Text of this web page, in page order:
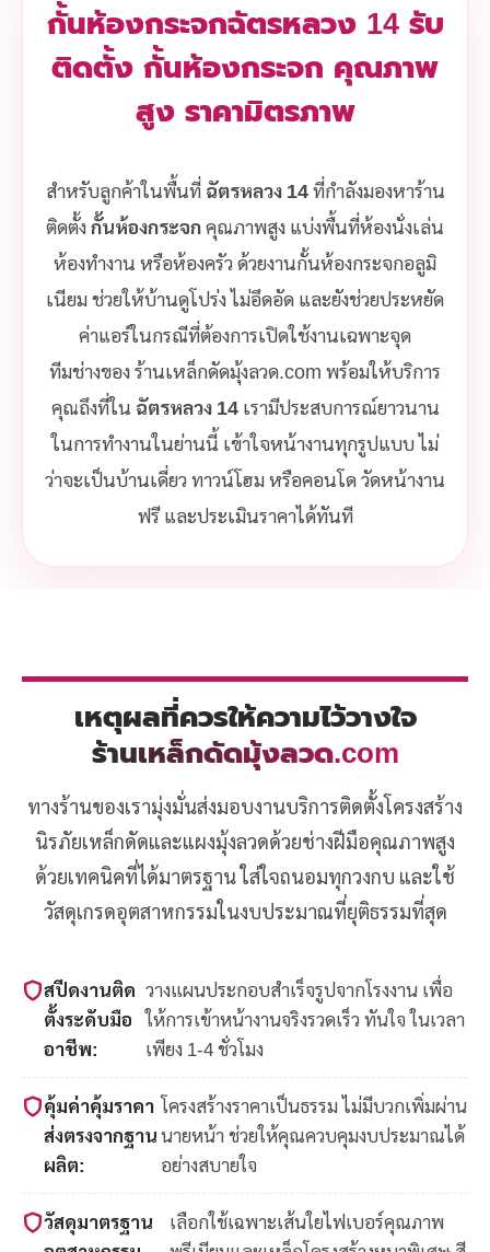
กั้นห้องกระจกฉัตรหลวง 14 รับ
ติดตั้ง กั้นห้องกระจก คุณภาพ
สูง ราคามิตรภาพ
สำหรับลูกค้าในพื้นที่ ฉัตรหลวง 14ที่กำลังมองหาร้าน
ติดตั้งกั้นห้องกระจกคุณภาพสูง แบ่งพื้นที่ห้องนั่งเล่น
ห้องทำงาน หรือห้องครัว ด้วยงานกั้นห้องกระจกอลูมิ
เนียม ช่วยให้บ้านดูโปร่ง ไม่อึดอัด และยังช่วยประหยัด
ค่าแอร์ในกรณีที่ต้องการเปิดใช้งานเฉพาะจุด
ทีมช่างของ ร้านเหล็กดัดมุ้งลวด.com พร้อมให้บริการ
คุณถึงที่ใน ฉัตรหลวง 14เรามีประสบการณ์ยาวนาน
ในการทำงานในย่านนี้ เข้าใจหน้างานทุกรูปแบบ ไม่
ว่าจะเป็นบ้านเดี่ยว ทาวน์โฮม หรือคอนโด วัดหน้างาน
ฟรี และประเมินราคาได้ทันที
เหตุผลที่ควรให้ความไว้วางใจ
ร้านเหล็กดัดมุ้งลวด.com
ทางร้านของเรามุ่งมั่นส่งมอบงานบริการติดตั้งโครงสร้าง
นิรภัยเหล็กดัดและแผงมุ้งลวดด้วยช่างฝีมือคุณภาพสูง
ด้วยเทคนิคที่ได้มาตรฐาน ใส่ใจถนอมทุกวงกบ และใช้
วัสดุเกรดอุตสาหกรรมในงบประมาณที่ยุติธรรมที่สุด
สปีดงานติด
ตั้งระดับมือ
อาชีพ:
วางแผนประกอบสำเร็จรูปจากโรงงาน เพื่อ
ให้การเข้าหน้างานจริงรวดเร็ว ทันใจ ในเวลา
เพียง 1-4 ชั่วโมง
คุ้มค่าคุ้มราคา
ส่งตรงจากฐาน
ผลิต:
โครงสร้างราคาเป็นธรรม ไม่มีบวกเพิ่มผ่าน
นายหน้า ช่วยให้คุณควบคุมงบประมาณได้
อย่างสบายใจ
วัสดุมาตรฐาน
เลือกใช้เฉพาะเส้นใยไฟเบอร์คุณภาพ